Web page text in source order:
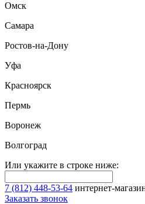
Омск
Самара
Ростов-на-Дону
Уфа
Красноярск
Пермь
Воронеж
Волгоград
Или укажите в строке ниже:
7 (812) 448-53-64 интернет-
Заказать звонок